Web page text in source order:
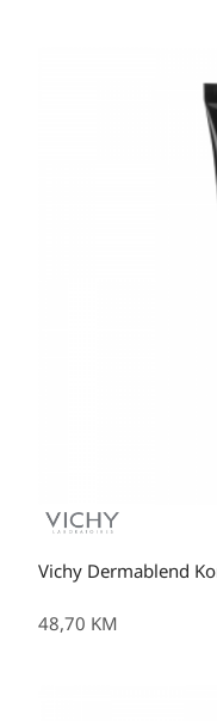
Vichy Dermablend
48,70 KM